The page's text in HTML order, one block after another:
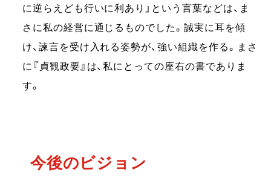
に逆らえども⾏いに利あり」という⾔葉などは、ま
さに私の経営に通じるものでした。誠実に⽿を傾
け、諫⾔を受け⼊れる姿勢が、強い組織を作る。まさ
に『貞観政要』は、私にとっての座右の書でありま
す。
今後のビジョン